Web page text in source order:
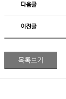
다음글
이전글